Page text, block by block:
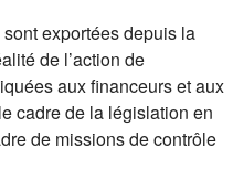
exportées depuis la
de l’action de
aux financeurs et aux
cadre de la législation en
de missions de contrôle